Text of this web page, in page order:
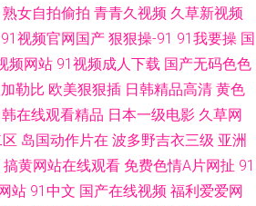
熟女自拍偷拍 青青久视频 久草新视频
91视频官网国产 狠狠操-91 91我要操 国
频网站 91视频成人下载 国产无码色色
勒比 欧美狠狠插 日韩精品高清 黄色
韩在线观看精品 日本一级电影 久草网
岛国动作片在 波多野吉衣三级 亚洲
搞黄网站在线观看 免费色情A片网扯 91
站 91中文 国产在线视频 福利爱爱网